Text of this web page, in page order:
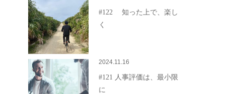
#122 知った上で、楽し
く
2024.11.16
#121 人事評価は、最小限
に